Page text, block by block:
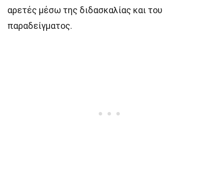
αρετές μέσω της διδασκαλίας και του
παραδείγματος.